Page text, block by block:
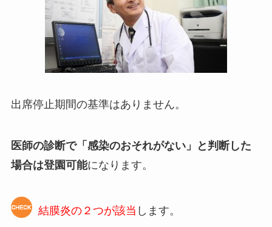
出席停止期間の基準はありません。
医師の診断で「感染のおそれがない」と判断した
場合は登園可能になります。
結膜炎の２つが該当 します。